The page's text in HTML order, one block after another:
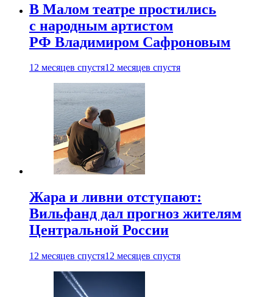
В Малом театре простились
с народным артистом
РФ Владимиром Сафроновым
12 месяцев спустя12 месяцев спустя
Жара и ливни отступают:
Вильфанд дал прогноз жителям
Центральной России
12 месяцев спустя12 месяцев спустя